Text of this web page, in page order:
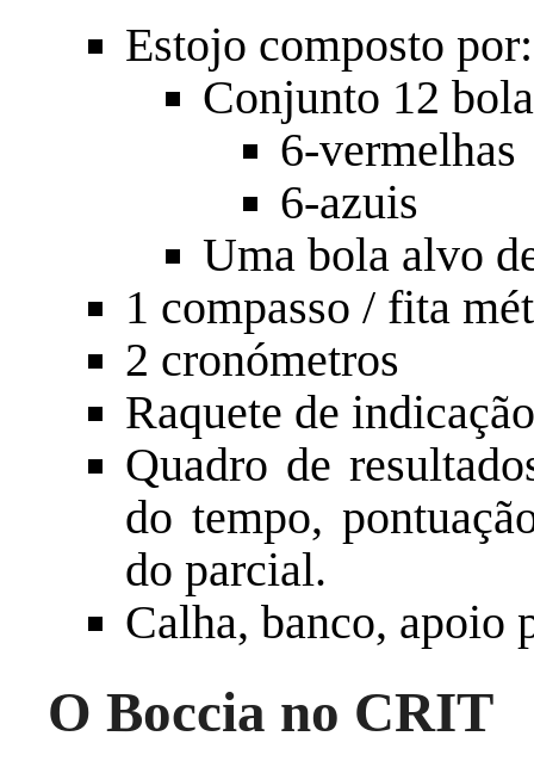
Estojo composto por:
Conjunto 12
6-vermelhas
6-azuis
Uma bola alvo
1 compasso / fita
2 cronómetros
Raquete de
Quadro de
do tempo,
do parcial.
Calha, banco, apoio
O Boccia no CRIT